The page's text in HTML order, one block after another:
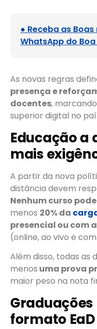
● Receba as
WhatsApp do
As novas regras
presença e
docentes,
superior digital no
Educação a
mais
A partir da nova
distância devem
Nenhum curso
menos 20% da
presencial ou com
(online, ao vivo e
Além disso, todas as
menos uma prova
maior peso na nota
formato EaD